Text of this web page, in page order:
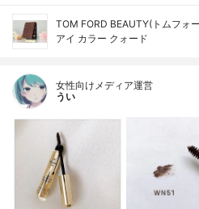
TOM FORD BEAUTY(トムフォ
アイ カラー クォード
女性向けメディア運営
うい